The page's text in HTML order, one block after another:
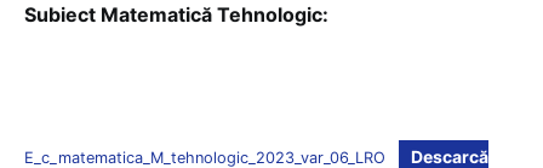
Subiect Matematică Tehnologic:
E_c_matematica_M_tehnologic_2023_var_06_LRO
Descarcă